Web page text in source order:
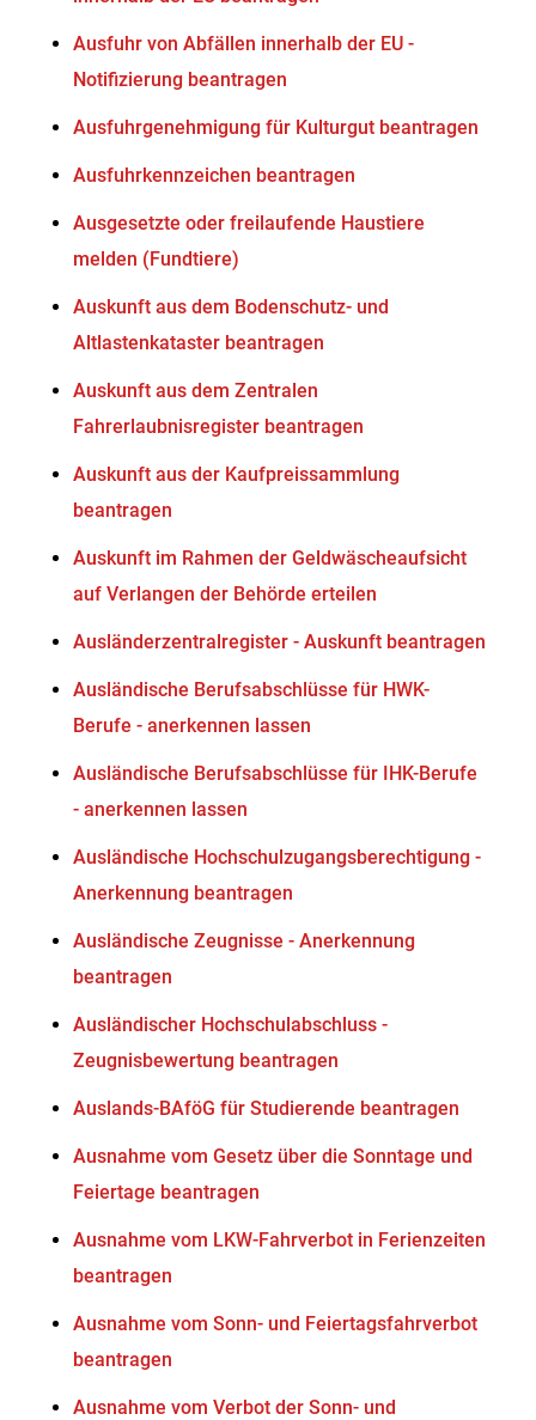
Ausfuhr von Abfällen innerhalb der EU -
Notifizierung beantragen
Ausfuhrgenehmigung für Kulturgut beantragen
Ausfuhrkennzeichen beantragen
Ausgesetzte oder freilaufende Haustiere
melden (Fundtiere)
Auskunft aus dem Bodenschutz- und
Altlastenkataster beantragen
Auskunft aus dem Zentralen
Fahrerlaubnisregister beantragen
Auskunft aus der Kaufpreissammlung
beantragen
Auskunft im Rahmen der Geldwäscheaufsicht
auf Verlangen der Behörde erteilen
Ausländerzentralregister - Auskunft beantragen
Ausländische Berufsabschlüsse für HWK-
Berufe - anerkennen lassen
Ausländische Berufsabschlüsse für IHK-Berufe
- anerkennen lassen
Ausländische Hochschulzugangsberechtigung -
Anerkennung beantragen
Ausländische Zeugnisse - Anerkennung
beantragen
Ausländischer Hochschulabschluss -
Zeugnisbewertung beantragen
Auslands-BAföG für Studierende beantragen
Ausnahme vom Gesetz über die Sonntage und
Feiertage beantragen
Ausnahme vom LKW-Fahrverbot in Ferienzeiten
beantragen
Ausnahme vom Sonn- und Feiertagsfahrverbot
beantragen
Ausnahme vom Verbot der Sonn- und